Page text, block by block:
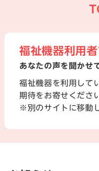
福祉機器利用
あなたの声を聞かせ
福祉機器を利用して
期待をお寄せくださ
※別のサイトに移動